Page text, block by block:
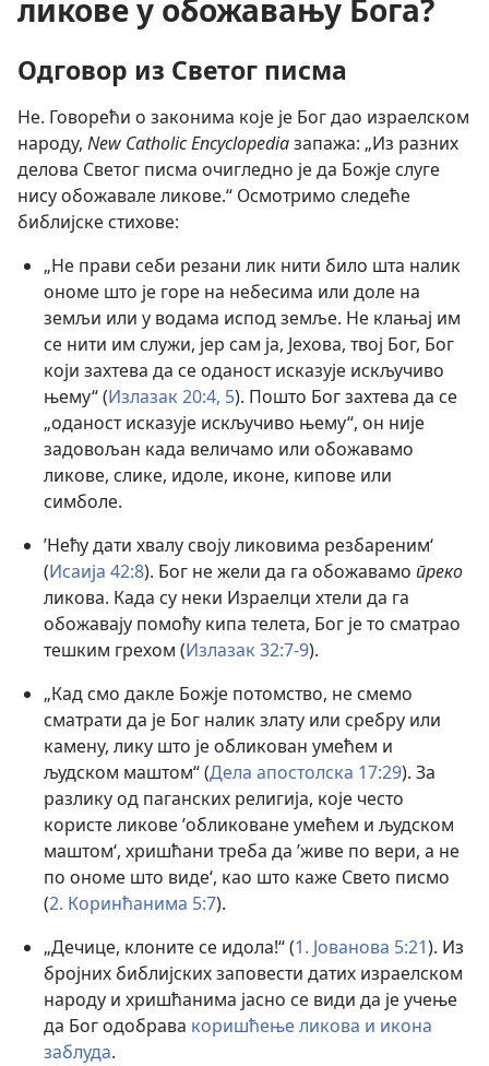
ликове у обожавању Бога?
Одговор из Светог писма
Не. Говорећи о законима које је Бог дао израелском
народу, New Catholic Encyclopediaзапажа: „Из разних
делова Светог писма очигледно је да Божје слуге
нису обожавале ликове.“ Осмотримо следеће
библијске стихове:
„Не прави себи резани лик нити било шта налик
ономе што је горе на небесима или доле на
земљи или у водама испод земље. Не клањај им
се нити им служи, јер сам ја, Јехова, твој Бог, Бог
који захтева да се оданост исказује искључиво
њему“ (Излазак 20:4, 5). Пошто Бог захтева да се
„оданост исказује искључиво њему“, он није
задовољан када величамо или обожавамо
ликове, слике, идоле, иконе, кипове или
симболе.
’Нећу дати хвалу своју ликовима резбареним‘
(Исаија 42:8). Бог не жели да га обожавамо преко
ликова. Када су неки Израелци хтели да га
обожавају помоћу кипа телета, Бог је то сматрао
тешким грехом (Излазак 32:7-9).
„Кад смо дакле Божје потомство, не смемо
сматрати да је Бог налик злату или сребру или
камену, лику што је обликован умећем и
људском маштом“ (Дела апостолска 17:29). За
разлику од паганских религија, које често
користе ликове ’обликоване умећем и људском
маштом‘, хришћани треба да ’живе по вери, а не
по ономе што виде‘, као што каже Свето писмо
(2. Коринћанима 5:7).
„Дечице, клоните се идола!“ (1. Јованова 5:21). Из
бројних библијских заповести датих израелском
народу и хришћанима јасно се види да је учење
да Бог одобрава коришћење ликова и икона
заблуда.